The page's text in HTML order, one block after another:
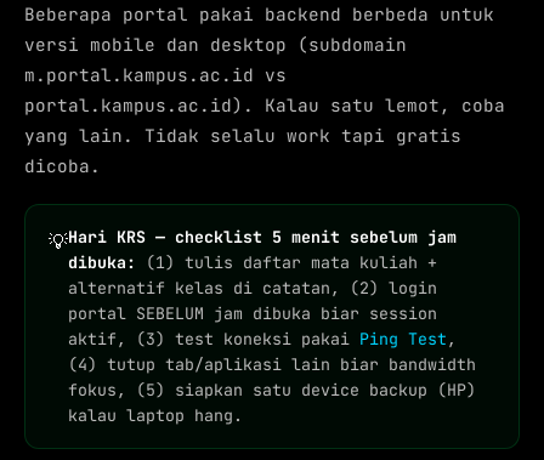
Beberapa portal pakai backend berbeda untuk
versi mobile dan desktop (subdomain
m.portal.kampus.ac.id vs
portal.kampus.ac.id). Kalau satu lemot, coba
yang lain. Tidak selalu work tapi gratis
dicoba.
💡Hari KRS — checklist 5 menit sebelum jam
dibuka:
(1) tulis daftar mata kuliah +
alternatif kelas di catatan, (2) login
portal SEBELUM jam dibuka biar session
aktif, (3) test koneksi pakai Ping Test,
(4) tutup tab/aplikasi lain biar bandwidth
fokus, (5) siapkan satu device backup (HP)
kalau laptop hang.